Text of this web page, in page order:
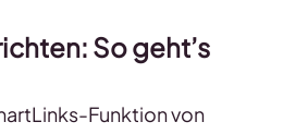
So geht’s
Funktion von